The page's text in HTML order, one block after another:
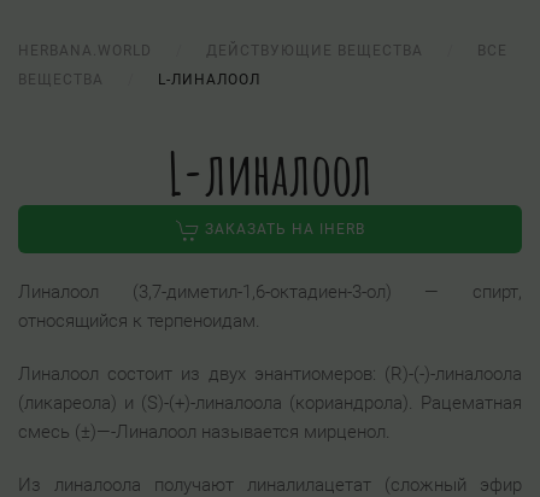
HERBANA.WORLD ДЕЙСТВУЮЩИЕ ВЕЩЕСТВА
ВСЕ
ВЕЩЕСТВА
L-ЛИНАЛООЛ
L-линалоол
ЗАКАЗАТЬ НА IHERB
Линалоол (3,7-диметил-1,6-октадиен-3-ол) — спирт,
относящийся к терпеноидам.
Линалоол состоит из двух энантиомеров: (R)-(-)-линалоола
(ликареола) и (S)-(+)-линалоола (кориандрола). Рацематная
смесь (±)—-Линалоол называется мирценол.
Из линалоола получают линалилацетат (сложный эфир